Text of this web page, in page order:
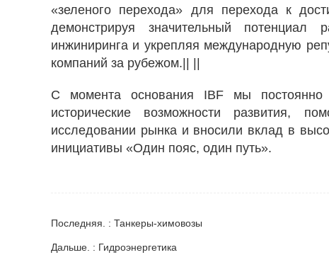
«зеленого перехода» для перехода к
демонстрируя значительный потенциал
инжиниринга и укрепляя международную
компаний за рубежом.|| ||
С момента основания IBF мы постоянно
исторические возможности развития,
исследовании рынка и вносили вклад в
инициативы «Один пояс, один путь».
Последняя. : Танкеры-химовозы
Дальше. : Гидроэнергетика